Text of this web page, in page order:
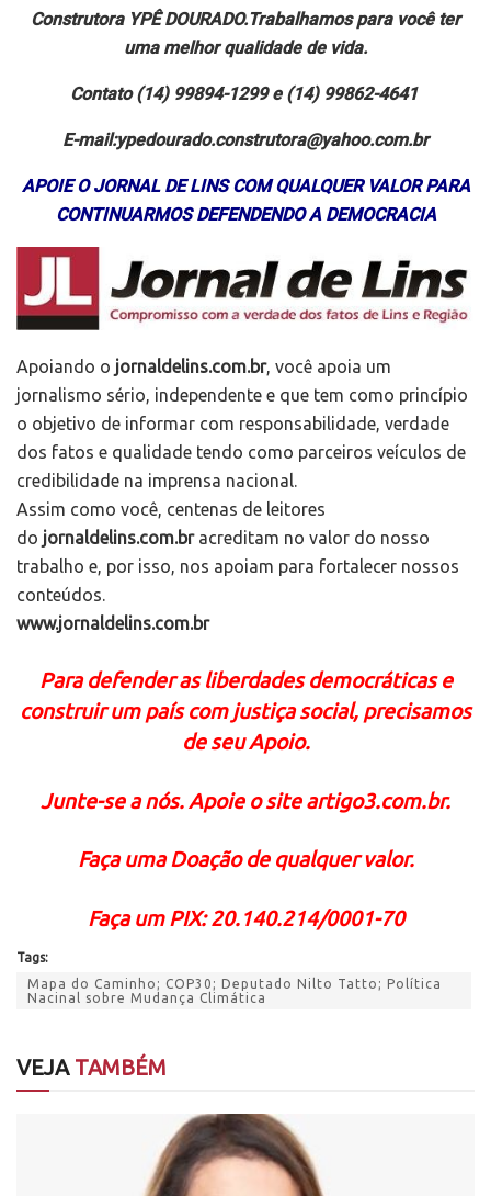
Construtora YPÊ DOURADO.Trabalhamos para você ter
uma melhor qualidade de vida.
Contato (14) 99894-1299 e (14) 99862-4641
E-mail:ypedourado.construtora@yahoo.com.br
APOIE O JORNAL DE LINS COM QUALQUER VALOR PARA
CONTINUARMOS DEFENDENDO A DEMOCRACIA
Apoiando o jornaldelins.com.br, você apoia um
jornalismo sério, independente e que tem como princípio
o objetivo de informar com responsabilidade, verdade
dos fatos e qualidade tendo como parceiros veículos de
credibilidade na imprensa nacional.
Assim como você, centenas de leitores
do jornaldelins.com.bracreditam no valor do nosso
trabalho e, por isso, nos apoiam para fortalecer nossos
conteúdos.
www.jornaldelins.com.br
Para defender as liberdades democráticas e
construir um país com justiça social, precisamos
de seu Apoio.
Junte-se a nós. Apoie o site artigo3.com.br.
Faça uma Doação de qualquer valor.
Faça um PIX: 20.140.214/0001-70
Tags:
Mapa do Caminho; COP30; Deputado Nilto Tatto; Política
Nacinal sobre Mudança Climática
VEJATAMBÉM